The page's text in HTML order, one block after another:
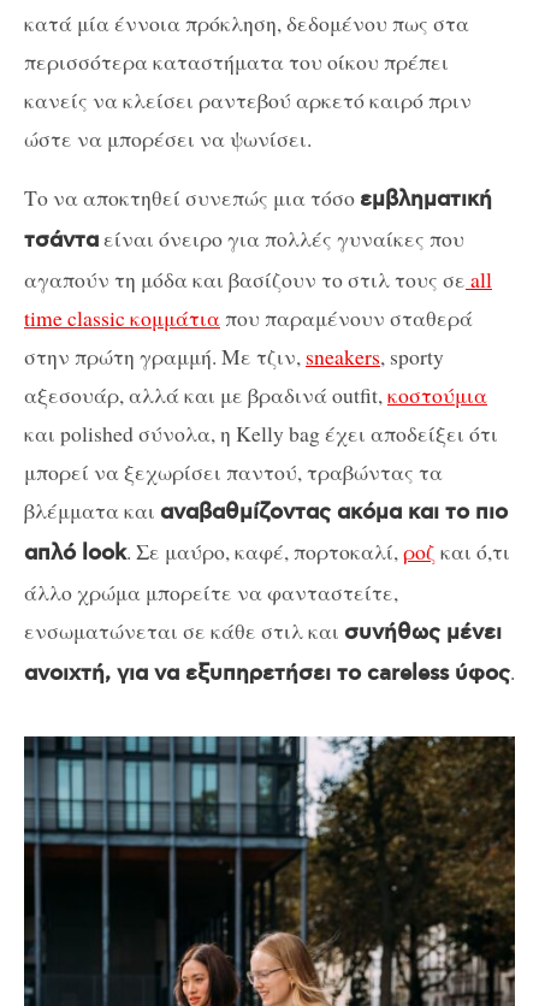
κατά μία έννοια πρόκληση, δεδομένου πως στα
περισσότερα καταστήματα του οίκου πρέπει
κανείς να κλείσει ραντεβού αρκετό καιρό πριν
ώστε να μπορέσει να ψωνίσει.
Το να αποκτηθεί συνεπώς μια τόσο εμβληματική
τσάνταείναι όνειρο για πολλές γυναίκες που
αγαπούν τη μόδα και βασίζουν το στιλ τους σε all
time classic κομμάτιαπου παραμένουν σταθερά
στην πρώτη γραμμή. Με τζιν, sneakers, sporty
αξεσουάρ, αλλά και με βραδινά outfit,κοστούμια
και polished σύνολα, η Kelly bag έχει αποδείξει ότι
μπορεί να ξεχωρίσει παντού, τραβώντας τα
βλέμματα και αναβαθμίζοντας ακόμα και το πιο
απλό look. Σε μαύρο, καφέ, πορτοκαλί,ροζ και ό,τι
άλλο χρώμα μπορείτε να φανταστείτε,
ενσωματώνεται σε κάθε στιλ και συνήθως μένει
ανοιχτή, για να εξυπηρετήσει το careless ύφος.